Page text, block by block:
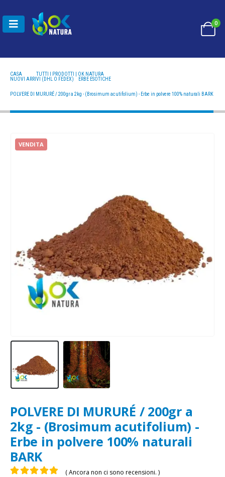
0
CASA
TUTTI I PRODOTTI | OK NATURA
NUOVI ARRIVI (DHL O FEDEX)
ERBE ESOTICHE
POLVERE DI MURURÉ / 200GR A 2KG - (BROSIMUM ACUTIFOLIUM) - ERBE IN POLVERE 100%
POLVERE DI MURURÉ / 200gr a 2kg - (Brosimum acutifolium) - Erbe in polvere 100% naturali BARK
VENDITA
POLVERE DI MURURÉ / 200gr a
2kg - (Brosimum acutifolium) -
Erbe in polvere 100% naturali
BARK
( Ancora non ci sono recensioni. )